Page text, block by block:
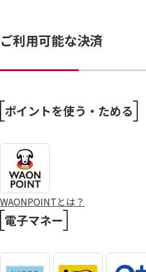
ご利用可能な決済
ポイントを使う・ためる
WAONPOINTとは？
電子マネー